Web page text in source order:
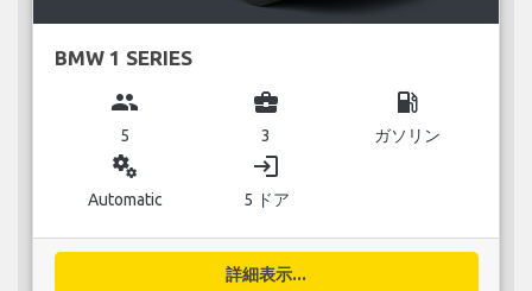
BMW 1 SERIES
group
5
business_center
3
local_gas_station
ガソリン
miscellaneous_services
Automatic
login
5 ドア
詳細表示...